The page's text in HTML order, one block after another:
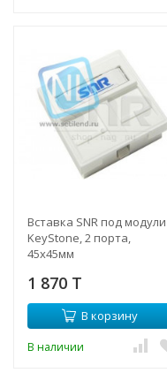
Вставка SNR под модули
KeyStone, 2 порта,
45х45мм
1 870 T
В корзину
В наличии